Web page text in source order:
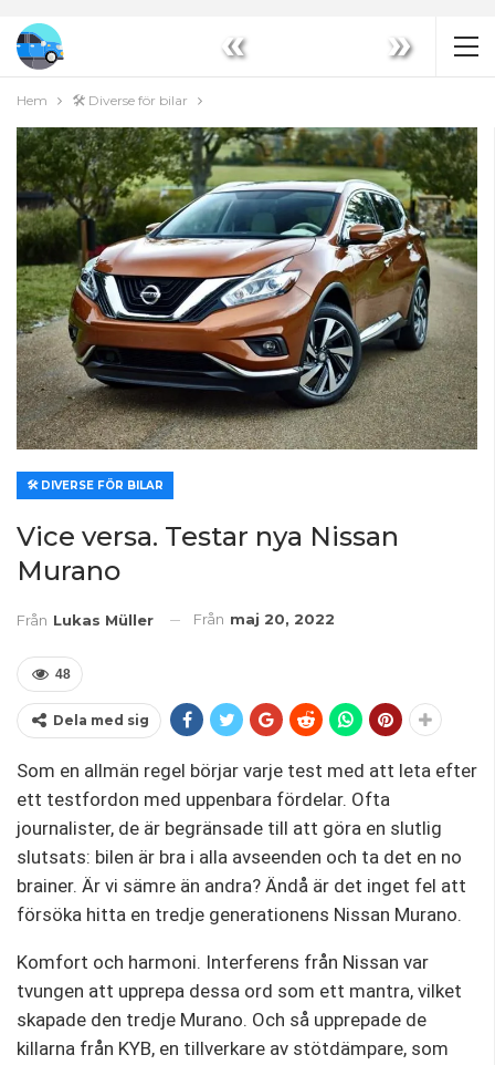
« »
Hem 🛠️ Diverse för bilar
🛠️ DIVERSE FÖR BILAR
Vice versa. Testar nya Nissan
Murano
Från Lukas Müller Från maj 20, 2022
48
Dela med sig
Som en allmän regel börjar varje test med att leta efter
ett testfordon med uppenbara fördelar. Ofta
journalister, de är begränsade till att göra en slutlig
slutsats: bilen är bra i alla avseenden och ta det en no
brainer. Är vi sämre än andra? Ändå är det inget fel att
försöka hitta en tredje generationens Nissan Murano.
Komfort och harmoni. Interferens från Nissan var
tvungen att upprepa dessa ord som ett mantra, vilket
skapade den tredje Murano. Och så upprepade de
killarna från KYB, en tillverkare av stötdämpare, som